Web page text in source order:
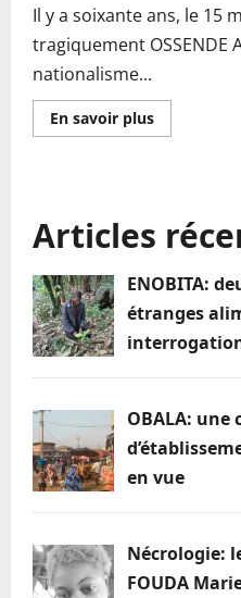
Il y a soixante ans, le 15
tragiquement OSSENDE
nationalisme...
En savoir plusEn
savoir
ans
après,
silence
autour
d’un
héros
Articles
ENOBITA:
étranges
OBALA:
en vue
Nécrologie:
FOUDA